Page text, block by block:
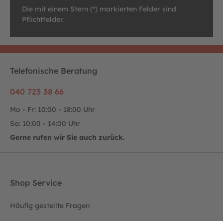
Die mit einem Stern (*) markierten Felder sind
Pflichtfelder.
Telefonische Beratung
040 723 38 66
Mo - Fr: 10:00 - 18:00 Uhr
Sa: 10:00 - 14:00 Uhr
Gerne rufen wir Sie auch zurück.
Shop Service
Häufig gestellte Fragen